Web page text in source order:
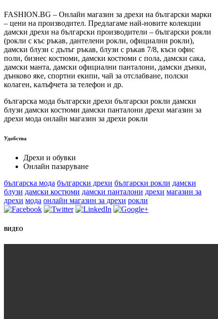
FASHION.BG – Онлайн магазин за дрехи на български марки
– цени на производител. Предлагаме най-новите колекции
дамски дрехи на български производители – български рокли
(рокли с къс ръкав, дантелени рокли, официални рокли),
дамски блузи с дълъг ръкав, блузи с ръкав 7/8, къси офис
поли, бизнес костюми, дамски костюми с пола, дамски сака,
дамски манта, дамски официални панталони, дамски дънки,
дънково яке, спортни екипи, чай за отслабване, полски
колаген, калъфчета за телефон и др.
българска мода български дрехи български рокли дамски
блузи дамски костюми дамски панталони дрехи магазин за
дрехи мода онлайн магазин за дрехи рокли
Удобства
Дрехи и обувки
Онлайн пазаруване
българска мода български дрехи български рокли дамски
блузи дамски костюми дамски панталони дрехи магазин за
дрехи мода онлайн магазин за дрехи рокли
ВИДЕО